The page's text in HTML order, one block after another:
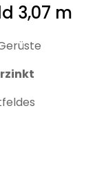
3,07 m